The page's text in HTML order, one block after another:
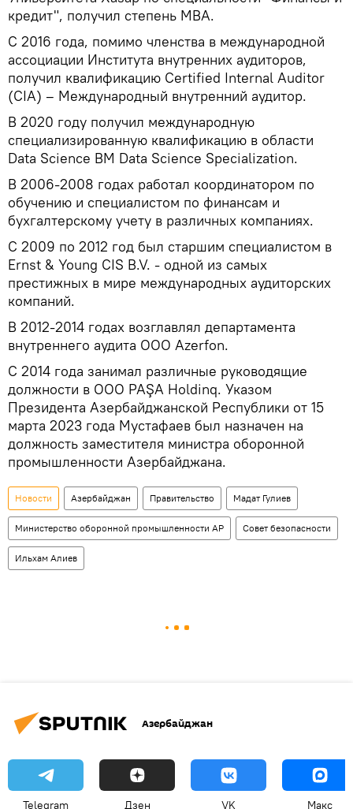
кредит", получил степень MBA.
С 2016 года, помимо членства в международной
ассоциации Института внутренних аудиторов,
получил квалификацию Certified Internal Auditor
(CIA) – Международный внутренний аудитор.
В 2020 году получил международную
специализированную квалификацию в области
Data Science BM Data Science Specialization.
В 2006-2008 годах работал координатором по
обучению и специалистом по финансам и
бухгалтерскому учету в различных компаниях.
С 2009 по 2012 год был старшим специалистом в
Ernst & Young CIS B.V. - одной из самых
престижных в мире международных аудиторских
компаний.
В 2012-2014 годах возглавлял департамента
внутреннего аудита ООО Azerfon.
С 2014 года занимал различные руководящие
должности в ООО PAŞA Holdinq. Указом
Президента Азербайджанской Республики от 15
марта 2023 года Мустафаев был назначен на
должность заместителя министра оборонной
промышленности Азербайджана.
Новости Азербайджан Правительство Мадат Гулиев
Министерство оборонной промышленности АР Совет безопасности
Ильхам Алиев
Азербайджан
Telegram Дзен VK Макс